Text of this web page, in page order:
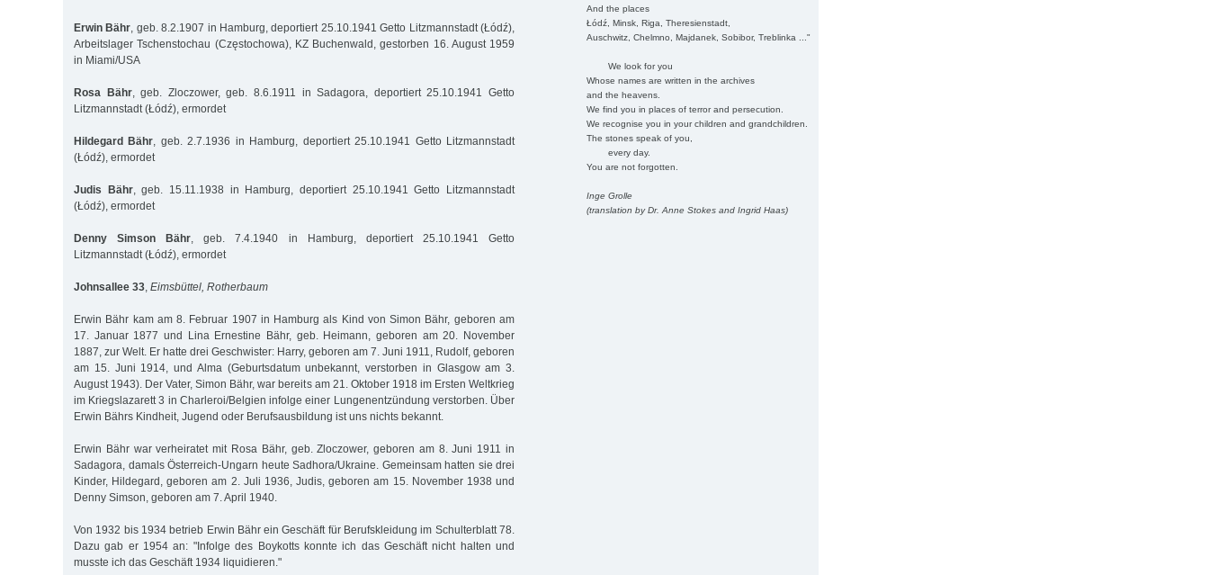
And the places
Łódź, Minsk, Riga, Theresienstadt,
Auschwitz, Chelmno, Majdanek, Sobibor, Treblinka ..."
We look for you
Whose names are written in the archives
and the heavens.
We find you in places of terror and persecution.
We recognise you in your children and grandchildren.
The stones speak of you,
every day.
You are not forgotten.
Inge Grolle
(translation by Dr. Anne Stokes and Ingrid Haas)
Erwin Bähr , geb. 8.2.1907 in Hamburg, deportiert 25.10.1941 Getto Litzmannstadt (Łódź),
Arbeitslager Tschenstochau (Częstochowa), KZ Buchenwald, gestorben 16. August 1959
in Miami/USA
Rosa Bähr, geb. Zloczower, geb. 8.6.1911 in Sadagora, deportiert 25.10.1941 Getto
Litzmannstadt (Łódź), ermordet
Hildegard Bähr , geb. 2.7.1936 in Hamburg, deportiert 25.10.1941 Getto Litzmannstadt
(Łódź), ermordet
Judis Bähr, geb. 15.11.1938 in Hamburg, deportiert 25.10.1941 Getto Litzmannstadt
(Łódź), ermordet
Denny Simson Bähr , geb. 7.4.1940 in Hamburg, deportiert 25.10.1941 Getto
Litzmannstadt (Łódź), ermordet
Johnsallee 33 Eimsbüttel, Rotherbaum
Erwin Bähr kam am 8. Februar 1907 in Hamburg als Kind von Simon Bähr, geboren am
17. Januar 1877 und Lina Ernestine Bähr, geb. Heimann, geboren am 20. November
1887, zur Welt. Er hatte drei Geschwister: Harry, geboren am 7. Juni 1911, Rudolf, geboren
am 15. Juni 1914, und Alma (Geburtsdatum unbekannt, verstorben in Glasgow am 3.
August 1943). Der Vater, Simon Bähr, war bereits am 21. Oktober 1918 im Ersten Weltkrieg
im Kriegslazarett 3 in Charleroi/Belgien infolge einer Lungenentzündung verstorben. Über
Erwin Bährs Kindheit, Jugend oder Berufsausbildung ist uns nichts bekannt.
Erwin Bähr war verheiratet mit Rosa Bähr, geb. Zloczower, geboren am 8. Juni 1911 in
Sadagora, damals Österreich-Ungarn heute Sadhora/Ukraine. Gemeinsam hatten sie drei
Kinder, Hildegard, geboren am 2. Juli 1936, Judis, geboren am 15. November 1938 und
Denny Simson, geboren am 7. April 1940.
Von 1932 bis 1934 betrieb Erwin Bähr ein Geschäft für Berufskleidung im Schulterblatt 78.
Dazu gab er 1954 an: "Infolge des Boykotts konnte ich das Geschäft nicht halten und
musste ich das Geschäft 1934 liquidieren."